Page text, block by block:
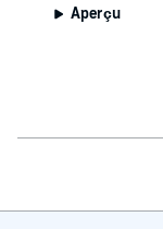
Aperçu